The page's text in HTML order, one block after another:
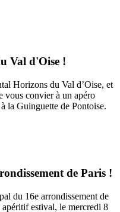
Val d'Oise !
Horizons du Val d’Oise, et
vous convier à un apéro
la Guinguette de Pontoise.
de Paris !
du 16e arrondissement de
estival, le mercredi 8